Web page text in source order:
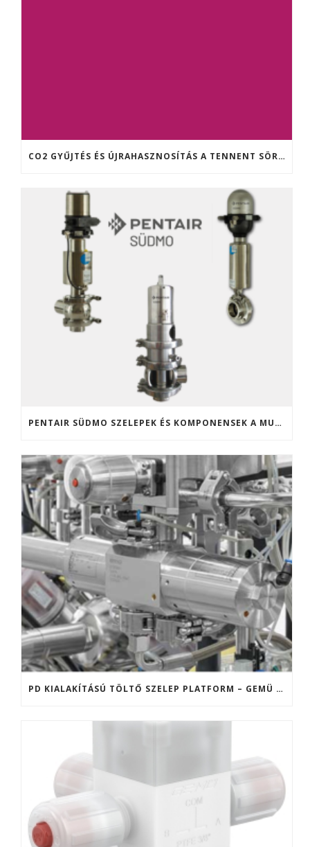
CO2 GYŰJTÉS ÉS ÚJRAHASZNOSÍTÁS A TENNENT SÖRFŐZDÉBEN (SKÓCIA)
PENTAIR SÜDMO SZELEPEK ÉS KOMPONENSEK A MULTIVALVE KFT. KÍNÁLATÁBAN
PD KIALAKÍTÁSÚ TÖLTŐ SZELEP PLATFORM – GEMÜ F40 ÉS F60